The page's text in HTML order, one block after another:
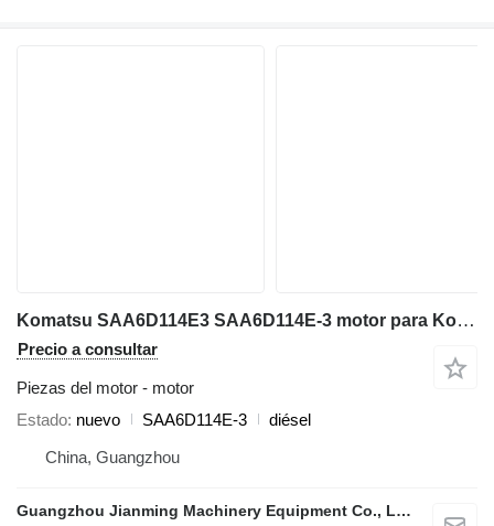
Komatsu SAA6D114E3 SAA6D114E-3 motor para Komatsu excavadora
Precio a consultar
Piezas del motor - motor
Estado nuevo SAA6D114E-3
diésel
China, Guangzhou
Guangzhou Jianming Machinery Equipment Co., Ltd.